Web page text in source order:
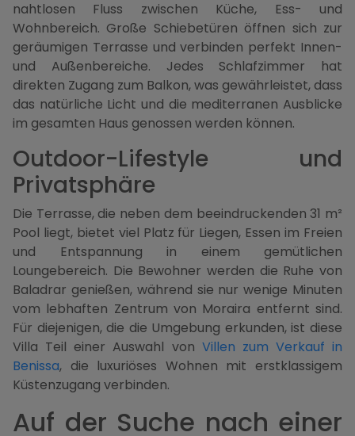
nahtlosen Fluss zwischen Küche, Ess- und
Wohnbereich. Große Schiebetüren öffnen sich zur
geräumigen Terrasse und verbinden perfekt Innen-
und Außenbereiche. Jedes Schlafzimmer hat
direkten Zugang zum Balkon, was gewährleistet, dass
das natürliche Licht und die mediterranen Ausblicke
im gesamten Haus genossen werden können.
Outdoor-Lifestyle und
Privatsphäre
Die Terrasse, die neben dem beeindruckenden 31 m²
Pool liegt, bietet viel Platz für Liegen, Essen im Freien
und Entspannung in einem gemütlichen
Loungebereich. Die Bewohner werden die Ruhe von
Baladrar genießen, während sie nur wenige Minuten
vom lebhaften Zentrum von Moraira entfernt sind.
Für diejenigen, die die Umgebung erkunden, ist diese
Villa Teil einer Auswahl von Villen zum Verkauf in
Benissa, die luxuriöses Wohnen mit erstklassigem
Küstenzugang verbinden.
Auf der Suche nach einer